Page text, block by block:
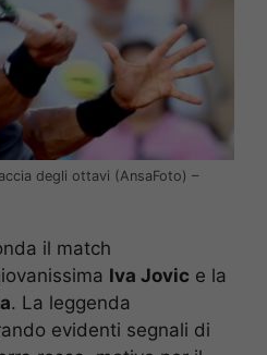
degli ottavi (AnsaFoto) –
il match
Iva Jovic e la
. La leggenda
evidenti segnali di